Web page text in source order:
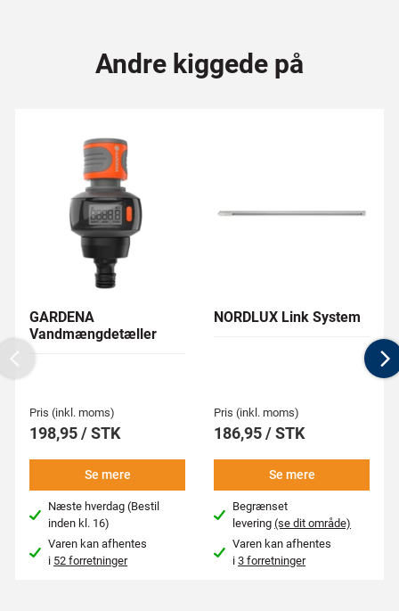
Andre kiggede på
GARDENA
Vandmængdetæller
Pris (inkl. moms)
198,95 / STK
Se mere
Næste hverdag (Bestil
inden kl. 16)
Varen kan afhentes
i 52 forretninger
NORDLUX Link System
Pris (inkl. moms)
186,95 / STK
Se mere
Begrænset
levering(se dit område)
Varen kan afhentes
i3 forretninger
Previous